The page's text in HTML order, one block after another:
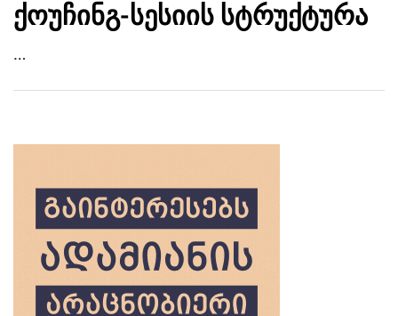
ქოუჩინგ-სესიის სტრუქტურა
…